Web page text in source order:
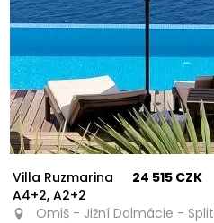
Villa Ruzmarina
A4+2, A2+2
24 515 CZK
Omiš - Jižní Dalmácie - Split